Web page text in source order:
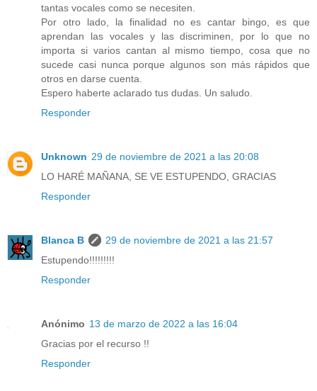
tantas vocales como se necesiten.
Por otro lado, la finalidad no es cantar bingo, es que
aprendan las vocales y las discriminen, por lo que no
importa si varios cantan al mismo tiempo, cosa que no
sucede casi nunca porque algunos son más rápidos que
otros en darse cuenta.
Espero haberte aclarado tus dudas. Un saludo.
Responder
Unknown 29 de noviembre de 2021 a las 20:08
LO HARÉ MAÑANA, SE VE ESTUPENDO, GRACIAS
Responder
Blanca B
29 de noviembre de 2021 a las 21:57
Estupendo!!!!!!!!!
Responder
Anónimo 13 de marzo de 2022 a las 16:04
Gracias por el recurso !!
Responder